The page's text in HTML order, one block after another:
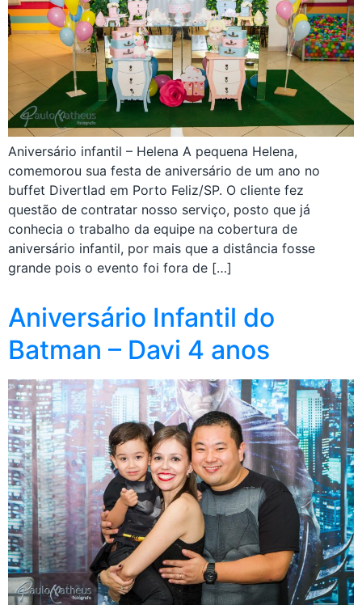
Aniversário infantil – Helena A pequena Helena,
comemorou sua festa de aniversário de um ano no
buffet Divertlad em Porto Feliz/SP. O cliente fez
questão de contratar nosso serviço, posto que já
conhecia o trabalho da equipe na cobertura de
aniversário infantil, por mais que a distância fosse
grande pois o evento foi fora de […]
Aniversário Infantil do
Batman – Davi 4 anos